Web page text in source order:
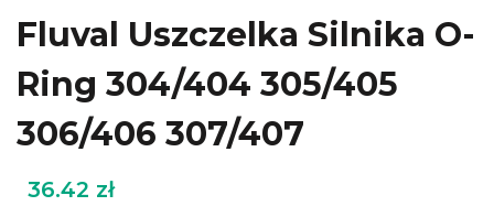
Fluval Uszczelka Silnika O-
Ring 304/404 305/405
306/406 307/407
36.42 zł